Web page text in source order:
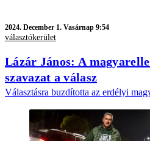
2024. December 1. Vasárnap 9:54
választókerület
Lázár János: A
szavazat a válasz
Választásra buzdította az erdélyi